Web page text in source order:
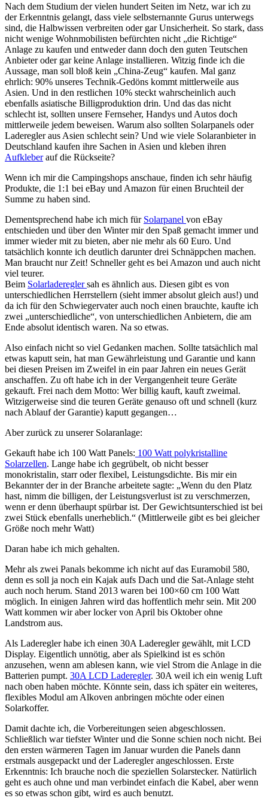
Nach dem Studium der vielen hundert Seiten im Netz, war ich zu
der Erkenntnis gelangt, dass viele selbsternannte Gurus unterwegs
sind, die Halbwissen verbreiten oder gar Unsicherheit. So stark, dass
nicht wenige Wohnmobilisten befürchten nicht „die Richtige“
Anlage zu kaufen und entweder dann doch den guten Teutschen
Anbieter oder gar keine Anlage installieren. Witzig finde ich die
Aussage, man soll bloß kein „China-Zeug“ kaufen. Mal ganz
ehrlich: 90% unseres Technik-Gedöns kommt mittlerweile aus
Asien. Und in den restlichen 10% steckt wahrscheinlich auch
ebenfalls asiatische Billigproduktion drin. Und das das nicht
schlecht ist, sollten unsere Fernseher, Handys und Autos doch
mittlerweile jedem beweisen. Warum also sollten Solarpanels oder
Laderegler aus Asien schlecht sein? Und wie viele Solaranbieter in
Deutschland kaufen ihre Sachen in Asien und kleben ihren
Aufkleberauf die Rückseite?
Wenn ich mir die Campingshops anschaue, finden ich sehr häufig
Produkte, die 1:1 bei eBay und Amazon für einen Bruchteil der
Summe zu haben sind.
Dementsprechend habe ich mich für Solarpanel von eBay
entschieden und über den Winter mir den Spaß gemacht immer und
immer wieder mit zu bieten, aber nie mehr als 60 Euro. Und
tatsächlich konnte ich deutlich darunter drei Schnäppchen machen.
Man braucht nur Zeit! Schneller geht es bei Amazon und auch nicht
viel teurer.
Beim Solarladereglersah es ähnlich aus. Diesen gibt es von
unterschiedlichen Herrstellern (sieht immer absolut gleich aus!) und
da ich für den Schwiegervater auch noch einen brauchte, kaufte ich
zwei „unterschiedliche“, von unterschiedlichen Anbietern, die am
Ende absolut identisch waren. Na so etwas.
Also einfach nicht so viel Gedanken machen. Sollte tatsächlich mal
etwas kaputt sein, hat man Gewährleistung und Garantie und kann
bei diesen Preisen im Zweifel in ein paar Jahren ein neues Gerät
anschaffen. Zu oft habe ich in der Vergangenheit teure Geräte
gekauft. Frei nach dem Motto: Wer billig kauft, kauft zweimal.
Witzigerweise sind die teuren Geräte genauso oft und schnell (kurz
nach Ablauf der Garantie) kaputt gegangen…
Aber zurück zu unserer Solaranlage:
Gekauft habe ich 100 Watt Panels: 100 Watt polykristalline
Solarzellen. Lange habe ich gegrübelt, ob nicht besser
monokristalin, starr oder flexibel, Leistungsdichte. Bis mir ein
Bekannter der in der Branche arbeitete sagte: „Wenn du den Platz
hast, nimm die billigen, der Leistungsverlust ist zu verschmerzen,
wenn er denn überhaupt spürbar ist. Der Gewichtsunterschied ist bei
zwei Stück ebenfalls unerheblich.“ (Mittlerweile gibt es bei gleicher
Größe noch mehr Watt)
Daran habe ich mich gehalten.
Mehr als zwei Panals bekomme ich nicht auf das Euramobil 580,
denn es soll ja noch ein Kajak aufs Dach und die Sat-Anlage steht
auch noch herum. Stand 2013 waren bei 100×60 cm 100 Watt
möglich. In einigen Jahren wird das hoffentlich mehr sein. Mit 200
Watt kommen wir aber locker von April bis Oktober ohne
Landstrom aus.
Als Laderegler habe ich einen 30A Laderegler gewählt, mit LCD
Display. Eigentlich unnötig, aber als Spielkind ist es schön
anzusehen, wenn am ablesen kann, wie viel Strom die Anlage in die
Batterien pumpt. 30A LCD Laderegler. 30A weil ich ein wenig Luft
nach oben haben möchte. Könnte sein, dass ich später ein weiteres,
flexibles Modul am Alkoven anbringen möchte oder einen
Solarkoffer.
Damit dachte ich, die Vorbereitungen seien abgeschlossen.
Schließlich war tiefster Winter und die Sonne schien noch nicht. Bei
den ersten wärmeren Tagen im Januar wurden die Panels dann
erstmals ausgepackt und der Laderegler angeschlossen. Erste
Erkenntnis: Ich brauche noch die speziellen Solarstecker. Natürlich
geht es auch ohne und man verbindet einfach die Kabel, aber wenn
es so etwas schon gibt, wird es auch benutzt.